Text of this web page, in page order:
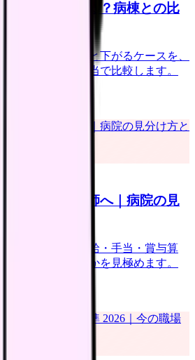
と給料は上がる？病棟との比
が上がるケースと下がるケースを、
管理者候補・手当で比較します。
料が低い看護師へ｜病院の見
低い時は、基本給・手当・賞与算
改善しない職場かを見極めます。